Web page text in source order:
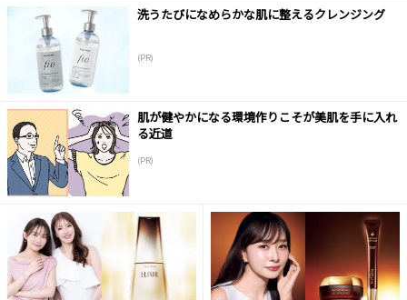
洗うたびになめらかな肌に整えるクレンジング
(PR)
肌が健やかになる環境作りこそが美肌を手に入れ
る近道
(PR)